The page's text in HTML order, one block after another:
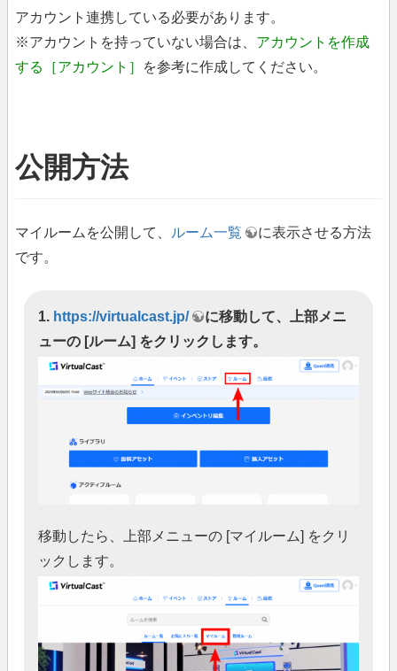
アカウント連携している必要があります。
※アカウントを持っていない場合は、 アカウントを作成
する［アカウント］
を参考に作成してください。
公開方法
マイルームを公開して、 ルーム一覧
に表示させる方法
です。
1. https://virtualcast.jp/
に移動して、上部メニ
ューの [ルーム] をクリックします。
移動したら、上部メニューの [マイルーム] をクリ
ックします。